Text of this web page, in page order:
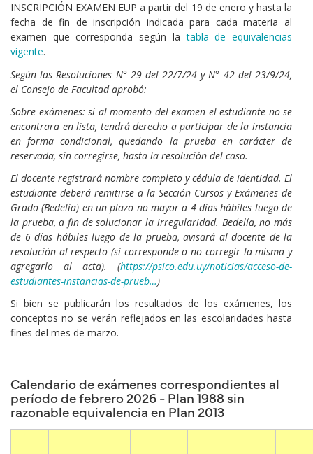
INSCRIPCIÓN EXAMEN EUP a partir del 19 de enero y hasta la
fecha de fin de inscripción indicada para cada materia al
examen que corresponda según latabla de equivalencias
vigente.
Según las Resoluciones N° 29 del 22/7/24 y N° 42 del 23/9/24,
el Consejo de Facultad aprobó:
Sobre exámenes: si al momento del examen el estudiante no se
encontrara en lista, tendrá derecho a participar de la instancia
en forma condicional, quedando la prueba en carácter de
reservada, sin corregirse, hasta la resolución del caso.
El docente registrará nombre completo y cédula de identidad. El
estudiante deberá remitirse a la Sección Cursos y Exámenes de
Grado (Bedelía) en un plazo no mayor a 4 días hábiles luego de
la prueba, a fin de solucionar la irregularidad. Bedelía, no más
de 6 días hábiles luego de la prueba, avisará al docente de la
resolución al respecto (si corresponde o no corregir la misma y
agregarlo al acta). (https://psico.edu.uy/noticias/acceso-de-
estudiantes-instancias-de-prueb…)
Si bien se publicarán los resultados de los exámenes, los
conceptos no se verán reflejados en las escolaridades hasta
fines del mes de marzo.
Calendario de exámenes correspondientes al
período de febrero 2026 - Plan 1988 sin
razonable equivalencia en Plan 2013